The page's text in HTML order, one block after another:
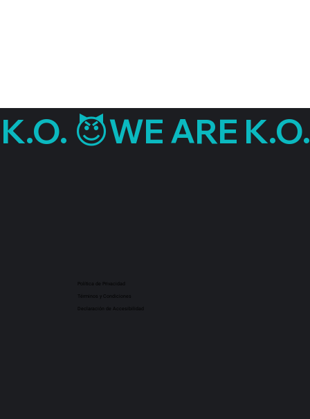
Términos y Condiciones
Declaración de Accesibilidad